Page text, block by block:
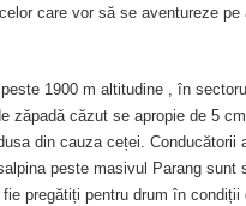
care vor să se aventureze pe
peste 1900 m altitudine , în
zăpadă căzut se apropie de 5
din cauza ceței. Conducătorii
peste masivul Parang sunt
pregătiți pentru drum în condiții